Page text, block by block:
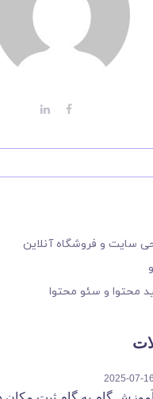
سایت و فروشگاه آنلاین
محتوا و سئو محتوا
2025-07-16